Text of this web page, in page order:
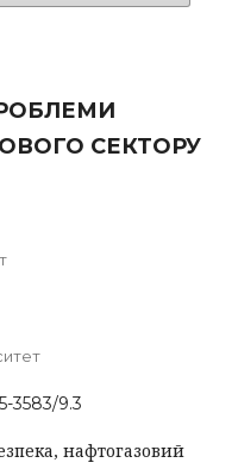
СЕКТОРУ
3583/9.3
нафтогазовий